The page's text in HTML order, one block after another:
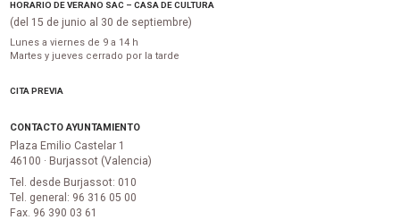
HORARIO DE VERANO SAC – CASA DE CULTURA
(del 15 de junio al 30 de septiembre)
Lunes a viernes de 9 a 14 h
Martes y jueves cerrado por la tarde
CITA PREVIA
CONTACTO AYUNTAMIENTO
Plaza Emilio Castelar 1
46100 · Burjassot (Valencia)
Tel. desde Burjassot: 010
Tel. general: 96 316 05 00
Fax. 96 390 03 61